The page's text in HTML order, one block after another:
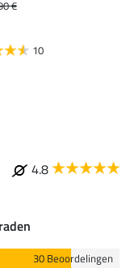
€
10
4.8
30 Beoordelingen